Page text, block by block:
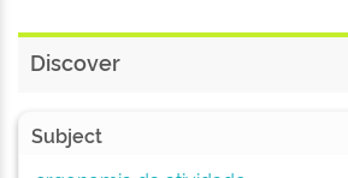
Discover
Subject